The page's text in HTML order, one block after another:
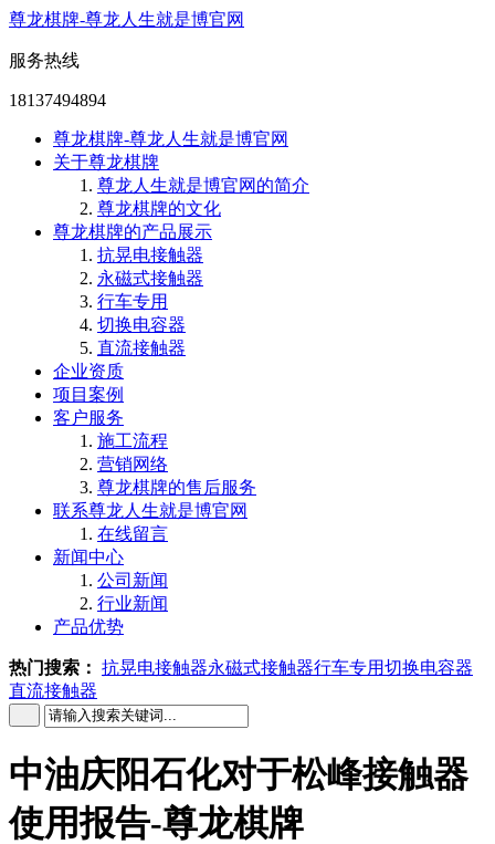
尊龙棋牌-尊龙人生就是博官网
服务热线
18137494894
尊龙棋牌-尊龙人生就是博官网
关于尊龙棋牌
尊龙人生就是博官网的简介
尊龙棋牌的文化
尊龙棋牌的产品展示
抗晃电接触器
永磁式接触器
行车专用
切换电容器
直流接触器
企业资质
项目案例
客户服务
施工流程
营销网络
尊龙棋牌的售后服务
联系尊龙人生就是博官网
在线留言
新闻中心
公司新闻
行业新闻
产品优势
热门搜索： 抗晃电接触器永磁式接触器行车专用切换电容器
直流接触器
中油庆阳石化对于松峰接触器
使用报告-尊龙棋牌